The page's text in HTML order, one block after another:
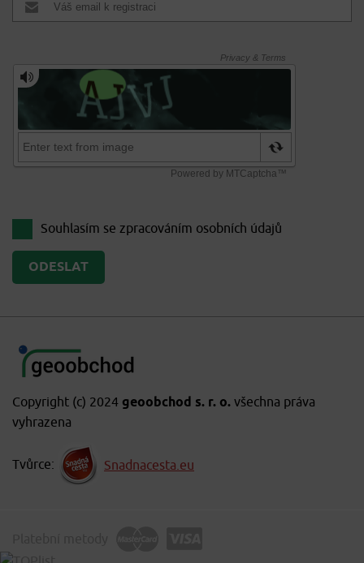
Souhlasím se zpracováním osobních údajů
Copyright (c) 2024 geoobchod s. r. o. všechna práva
vyhrazena
Tvůrce: Snadnacesta.eu